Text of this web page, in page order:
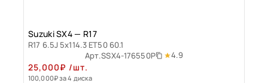
Suzuki SX4 — R17
R17 6.5J 5x114.3 ET50 60.1
Арт.SSX4-176550P 4.9
25,000₽ /шт.
100,000₽за 4 диска